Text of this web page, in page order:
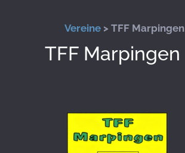
Vereine > TFF Marpingen
TFF Marpingen